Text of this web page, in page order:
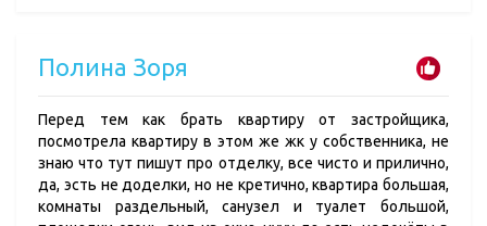
Полина Зоря
Перед тем как брать квартиру от застройщика,
посмотрела квартиру в этом же жк у собственника, не
знаю что тут пишут про отделку, все чисто и прилично,
да, эсть не доделки, но не кретично, квартира большая,
комнаты раздельный, санузел и туалет большой,